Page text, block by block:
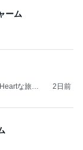
ーム
な旅日
2日前